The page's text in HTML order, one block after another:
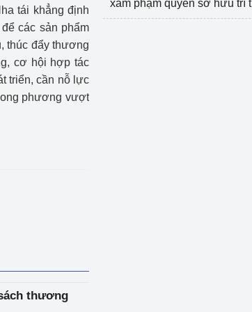
tái khẳng định
các sản phẩm
thúc đẩy thương
cơ hội hợp tác
triển, cần nỗ lực
phương vượt
thương
xâm phạm quyền sở hữu trí